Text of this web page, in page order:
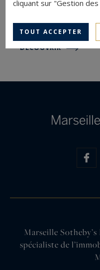
Logiciel immobilier,
Création de site
DÉCOUVRIR
Marseille
spécialiste de
cliquant sur "Gestion
TOUT ACCEPTER